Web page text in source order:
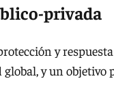
privada
y
y un